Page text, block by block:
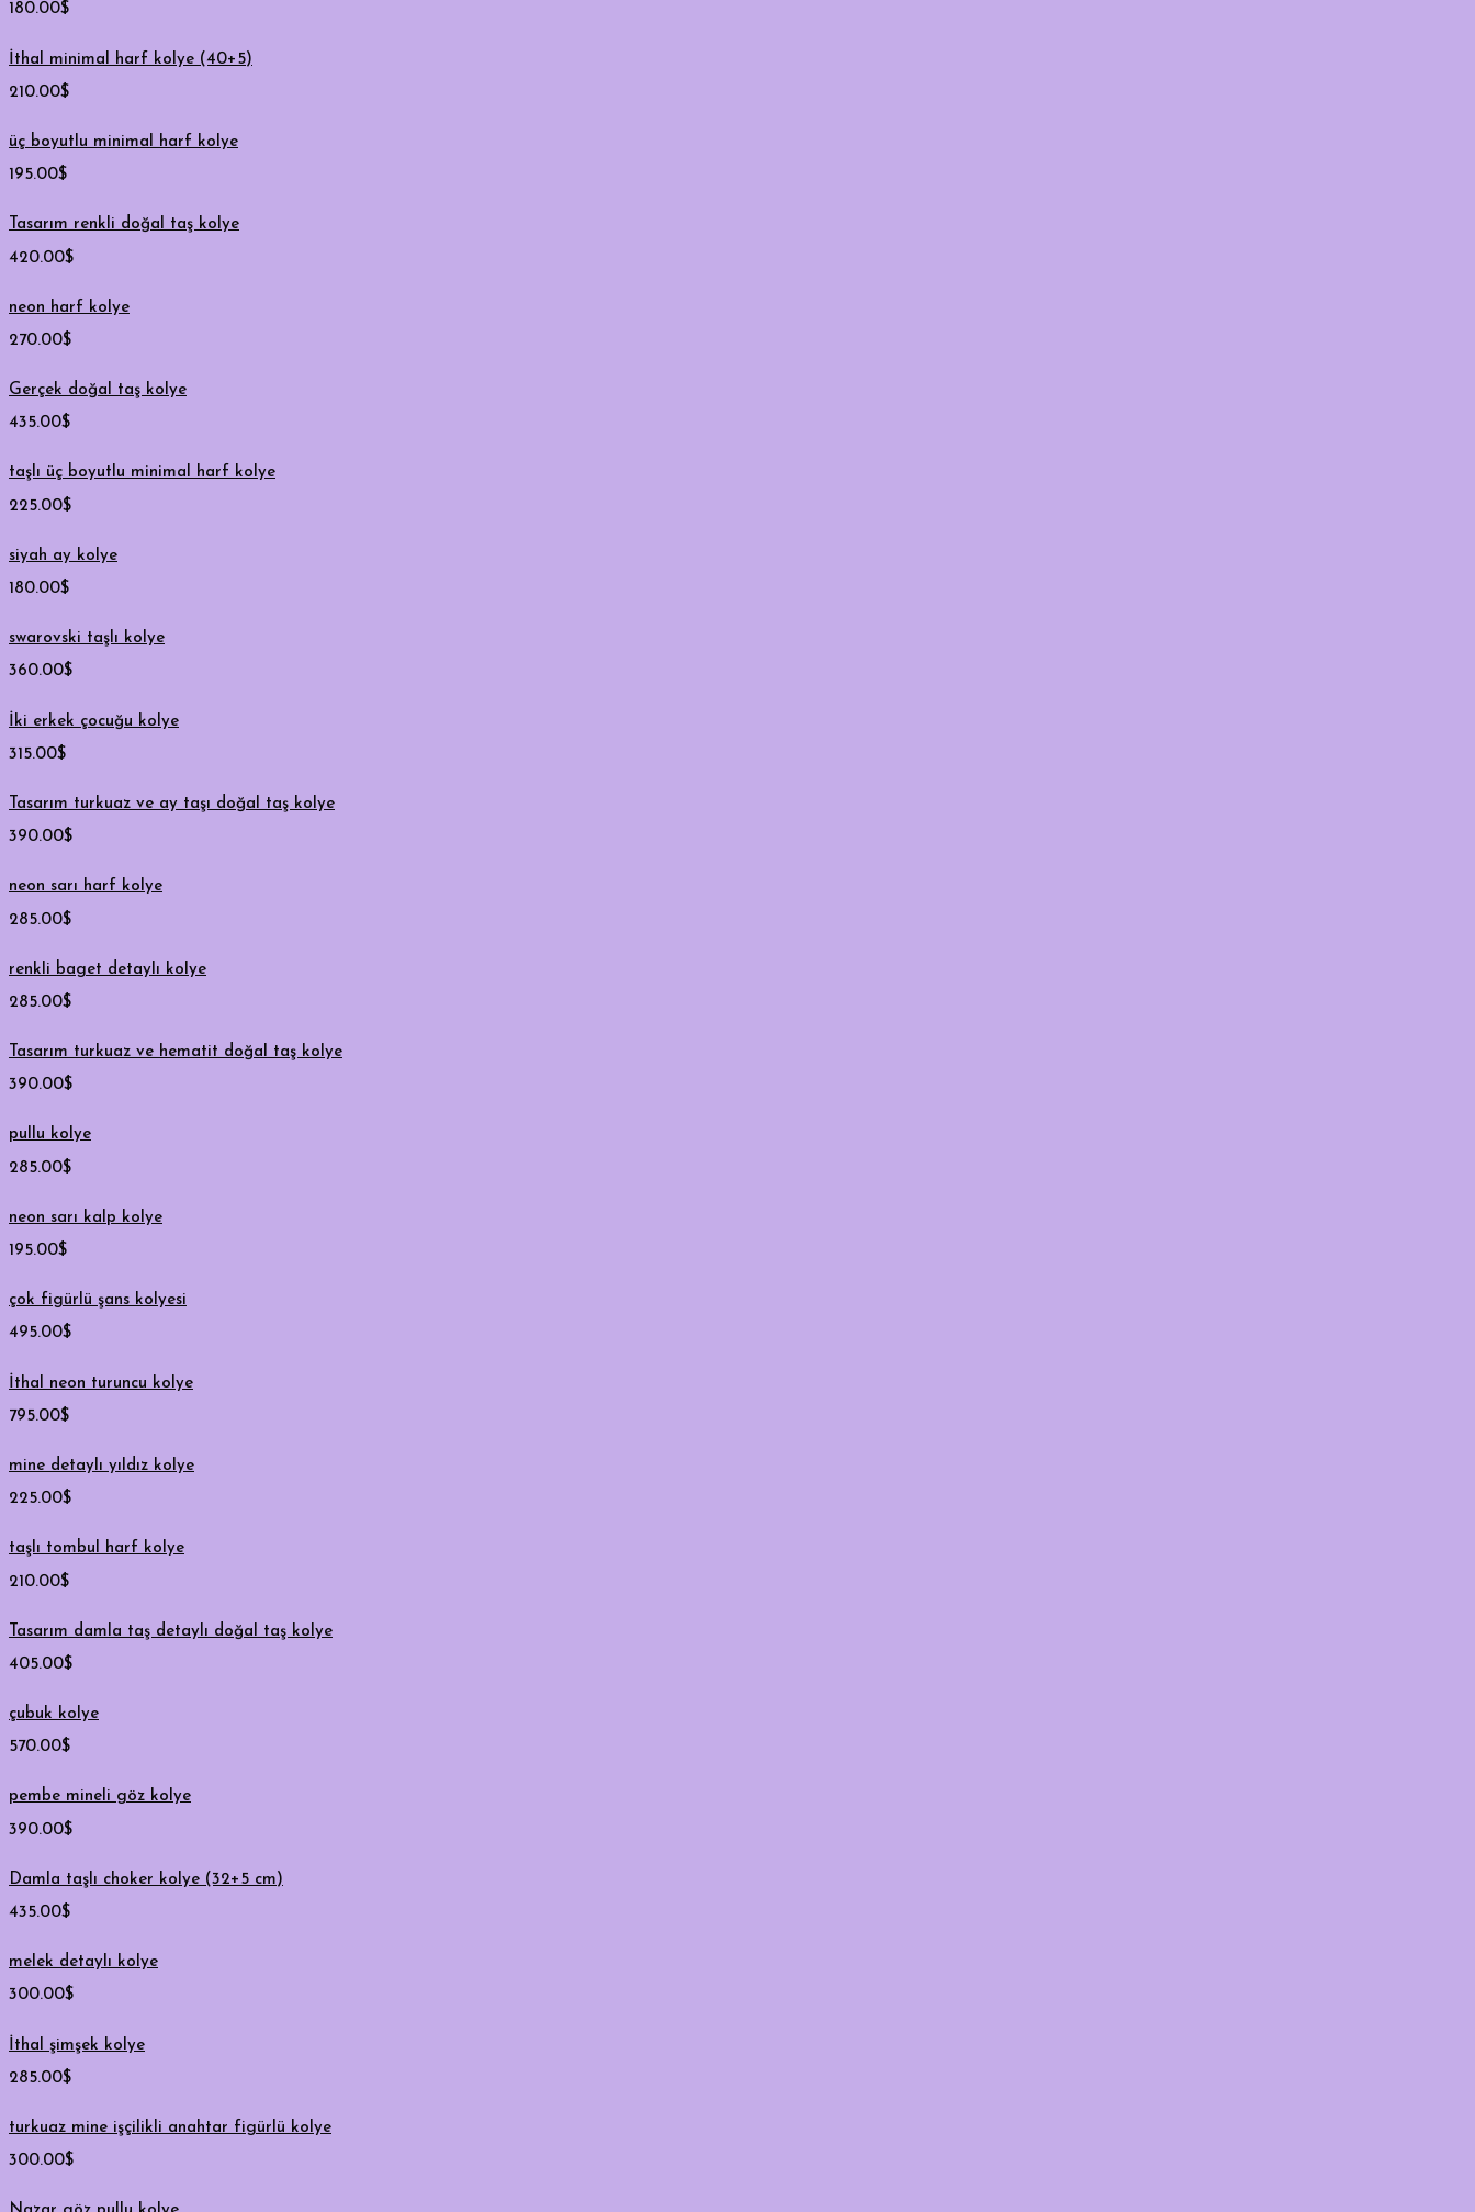
180.00$
İthal minimal harf kolye (40+5)
210.00$
üç boyutlu minimal harf kolye
195.00$
Tasarım renkli doğal taş kolye
420.00$
neon harf kolye
270.00$
Gerçek doğal taş kolye
435.00$
taşlı üç boyutlu minimal harf kolye
225.00$
siyah ay kolye
180.00$
swarovski taşlı kolye
360.00$
İki erkek çocuğu kolye
315.00$
Tasarım turkuaz ve ay taşı doğal taş kolye
390.00$
neon sarı harf kolye
285.00$
renkli baget detaylı kolye
285.00$
Tasarım turkuaz ve hematit doğal taş kolye
390.00$
pullu kolye
285.00$
neon sarı kalp kolye
195.00$
çok figürlü şans kolyesi
495.00$
İthal neon turuncu kolye
795.00$
mine detaylı yıldız kolye
225.00$
taşlı tombul harf kolye
210.00$
Tasarım damla taş detaylı doğal taş kolye
405.00$
çubuk kolye
570.00$
pembe mineli göz kolye
390.00$
Damla taşlı choker kolye (32+5 cm)
435.00$
melek detaylı kolye
300.00$
İthal şimşek kolye
285.00$
turkuaz mine işçilikli anahtar figürlü kolye
300.00$